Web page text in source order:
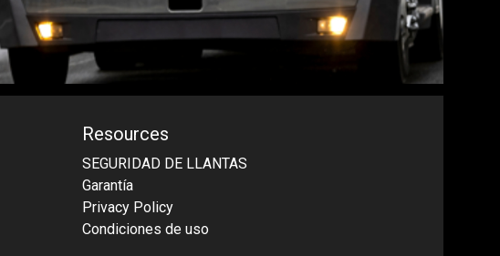
Resources
SEGURIDAD DE LLANTAS
Garantía
Privacy Policy
Condiciones de uso